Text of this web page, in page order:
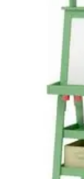
Astuces du Quotidien
Économie domestique
Organisation
Astuces du